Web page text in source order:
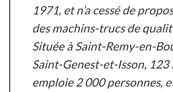
1971, et n’a cessé de
des machins-trucs de
Située à Saint-Remy-en-
Saint-Genest-et-Isson, 123
emploie 2 000 personnes,